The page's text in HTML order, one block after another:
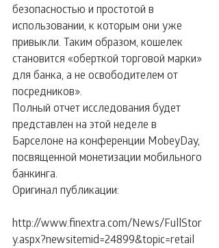
безопасностью и простотой в
использовании, к которым они уже
привыкли. Таким образом, кошелек
становится «оберткой торговой марки»
для банка, а не освободителем от
посредников».
Полный отчет исследования будет
представлен на этой неделе в
Барселоне на конференции MobeyDay,
посвященной монетизации мобильного
банкинга.
Оригинал публикации:
http://www.finextra.com/News/FullStor
y.aspx?newsitemid=24899&topic=retail